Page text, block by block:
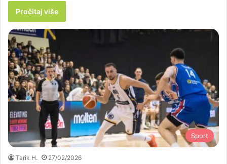
Pročitaj više
Sport
Tarik H. 27/02/2026